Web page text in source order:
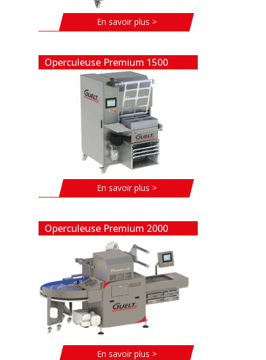
En savoir plus >
Operculeuse Premium 1500
En savoir plus >
Operculeuse Premium 2000
En savoir plus >